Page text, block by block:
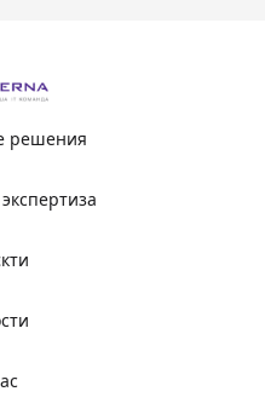
решения